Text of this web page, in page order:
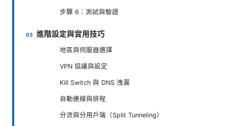
步驟 6：測試與驗證
進階設定與實用技巧
地區與伺服器選擇
VPN 協議與設定
Kill Switch 與 DNS 洩漏
自動連線與排程
分流與分用戶端（Split Tunneling）